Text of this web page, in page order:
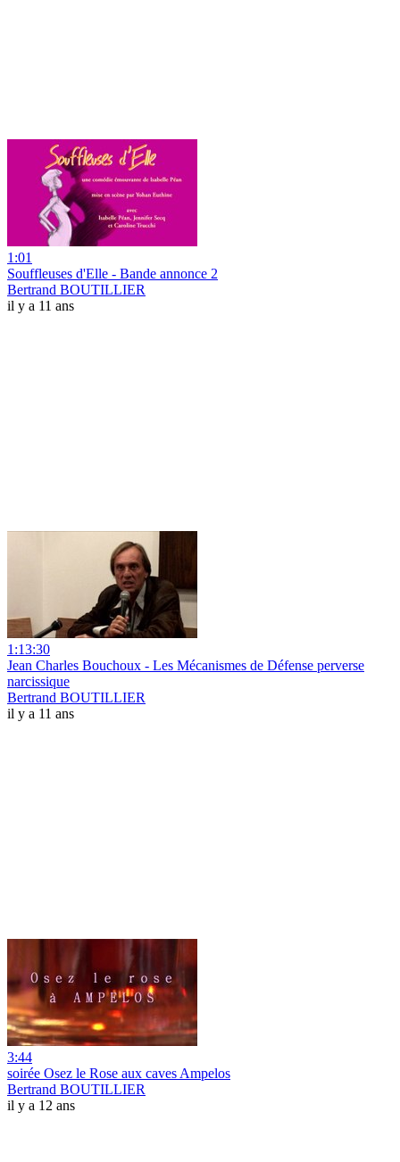
1:01
Souffleuses d'Elle - Bande annonce 2
Bertrand BOUTILLIER
il y a 11 ans
1:13:30
Jean Charles Bouchoux - Les Mécanismes de Défense perverse
narcissique
Bertrand BOUTILLIER
il y a 11 ans
3:44
soirée Osez le Rose aux caves Ampelos
Bertrand BOUTILLIER
il y a 12 ans